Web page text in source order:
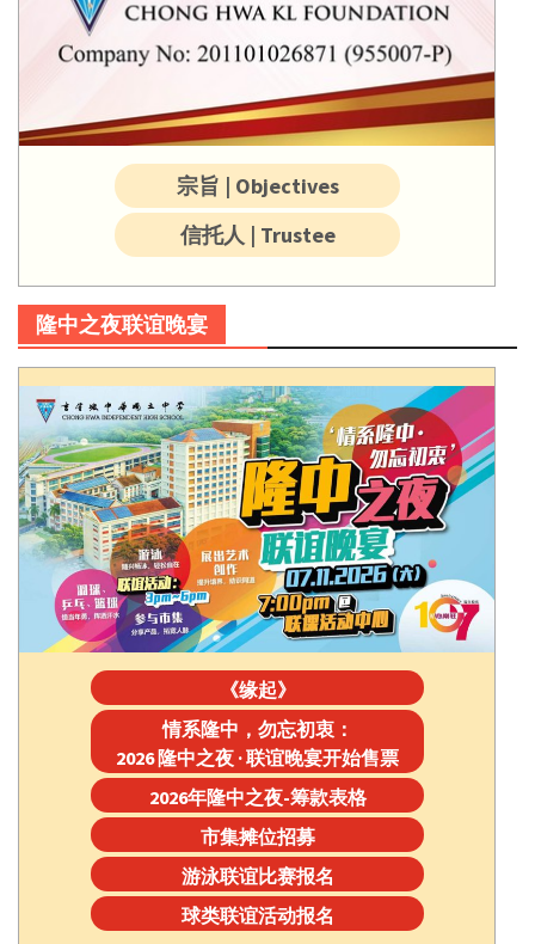
宗旨 | Objectives
信托人 | Trustee
隆中之夜联谊晚宴
《缘起》
情系隆中，勿忘初衷：
2026 隆中之夜 · 联谊晚宴开始售票
2026年隆中之夜-筹款表格
市集摊位招募
游泳联谊比赛报名
球类联谊活动报名